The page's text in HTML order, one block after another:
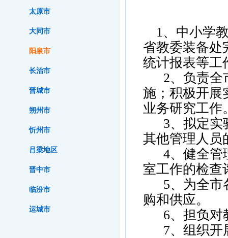
太原市
大同市
阳泉市
长治市
晋城市
朔州市
忻州市
吕梁地区
晋中市
临汾市
运城市
1、中小学
省教委装备处
统计报表等工
2、负责全
施；积极开展
业务研究工作
3、拟定实
其他管理人员
4、健全管
室工作的检查
5、为全市
购和供应。
6、担负对
7、组织开